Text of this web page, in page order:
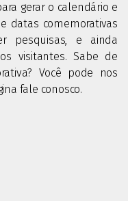
gerar o calendário e
datas comemorativas
pesquisas, e ainda
visitantes. Sabe de
Você pode nos
fale conosco.